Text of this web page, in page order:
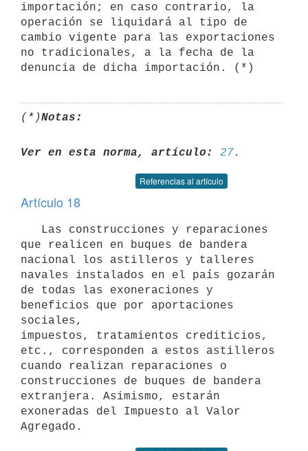
importación; en caso contrario, la
operación se liquidará al tipo de
cambio vigente para las exportaciones
no tradicionales, a la fecha de la
(*)Notas:
Ver en esta norma, artículo: 27
Referencias al artículo
Artículo 18
que realicen en buques de bandera
nacional los astilleros y talleres
navales instalados en el país gozarán
de todas las exoneraciones y
beneficios que por aportaciones
sociales,
impuestos, tratamientos crediticios,
etc., corresponden a estos astilleros
cuando realizan reparaciones o
construcciones de buques de bandera
extranjera. Asimismo, estarán
exoneradas del Impuesto al Valor
Agregado.